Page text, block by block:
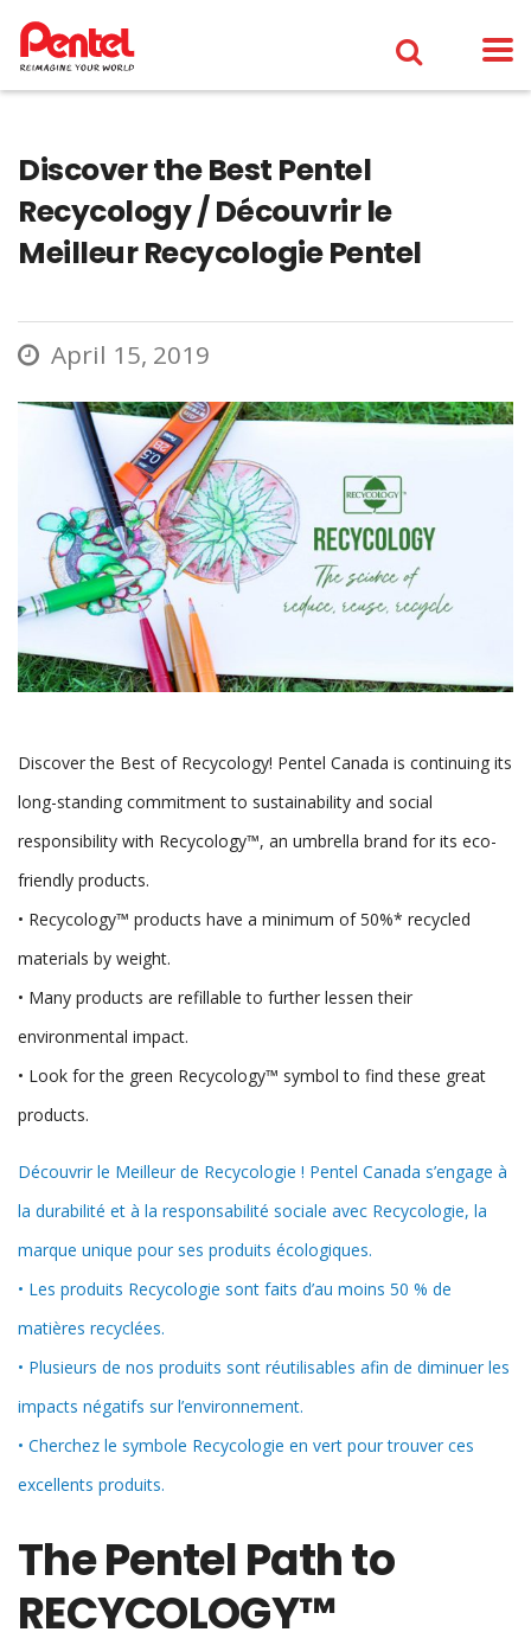
Discover the Best Pentel
Recycology / Découvrir le
Meilleur Recycologie Pentel
April 15, 2019
Discover the Best of Recycology! Pentel Canada is continuing its
long-standing commitment to sustainability and social
responsibility with Recycology™, an umbrella brand for its eco-
friendly products.
• Recycology™ products have a minimum of 50%* recycled
materials by weight.
• Many products are refillable to further lessen their
environmental impact.
• Look for the green Recycology™ symbol to find these great
products.
Découvrir le Meilleur de Recycologie ! Pentel Canada s’engage à
la durabilité et à la responsabilité sociale avec Recycologie, la
marque unique pour ses produits écologiques.
• Les produits Recycologie sont faits d’au moins 50 % de
matières recyclées.
• Plusieurs de nos produits sont réutilisables afin de diminuer les
impacts négatifs sur l’environnement.
• Cherchez le symbole Recycologie en vert pour trouver ces
excellents produits.
The Pentel Path to
RECYCOLOGY™